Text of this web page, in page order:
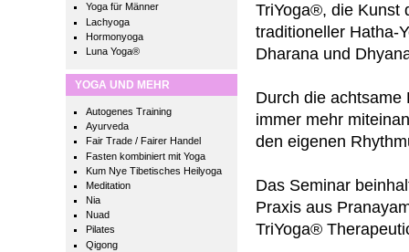
Yoga für Männer
Lachyoga
Hormonyoga
Luna Yoga®
YOGA UND MEHR
Autogenes Training
Ayurveda
Fair Trade / Fairer Handel
Fasten kombiniert mit Yoga
Kum Nye Tibetisches Heilyoga
Meditation
Nia
Nuad
Pilates
Qigong
TriYoga®, die Kunst
traditioneller Hatha-
Dharana und
Durch die achtsame
immer mehr
den eigenen
Das Seminar
Praxis aus
TriYoga®